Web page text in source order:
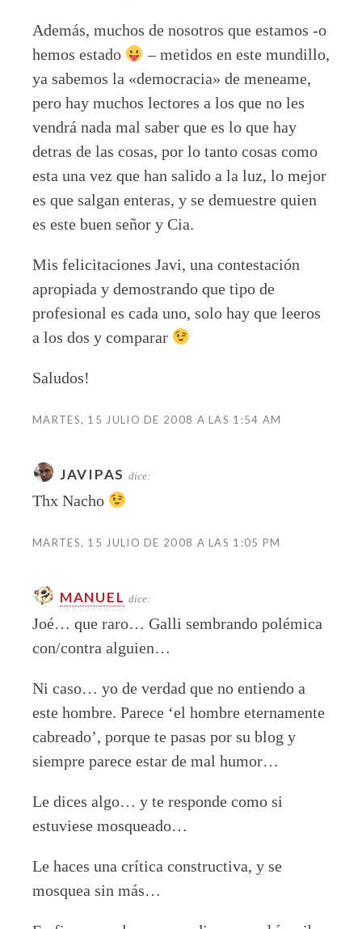
Además, muchos de nosotros que estamos -o
hemos estado
– metidos en este mundillo,
ya sabemos la «democracia» de meneame,
pero hay muchos lectores a los que no les
vendrá nada mal saber que es lo que hay
detras de las cosas, por lo tanto cosas como
esta una vez que han salido a la luz, lo mejor
es que salgan enteras, y se demuestre quien
es este buen señor y Cia.
Mis felicitaciones Javi, una contestación
apropiada y demostrando que tipo de
profesional es cada uno, solo hay que leeros
a los dos y comparar
Saludos!
MARTES, 15 JULIO DE 2008 A LAS 1:54 AM
JAVIPAS dice:
Thx Nacho
MARTES, 15 JULIO DE 2008 A LAS 1:05 PM
MANUEL dice:
Joé… que raro… Galli sembrando polémica
con/contra alguien…
Ni caso… yo de verdad que no entiendo a
este hombre. Parece ‘el hombre eternamente
cabreado’, porque te pasas por su blog y
siempre parece estar de mal humor…
Le dices algo… y te responde como si
estuviese mosqueado…
Le haces una crítica constructiva, y se
mosquea sin más…